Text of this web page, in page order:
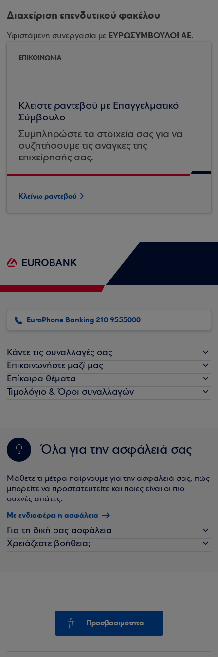
Διαχείριση επενδυτικού φακέλου
Υφιστάμενη συνεργασία με ΕΥΡΩΣΥΜΒΟΥΛΟΙ ΑΕ.
ΕΠΙΚΟΙΝΩΝΙΑ
Κλείστε ραντεβού με Επαγγελματικό
Σύμβουλο
Συμπληρώστε τα στοιχεία σας για να
συζητήσουμε τις ανάγκες της
επιχείρησής σας.
Κλείνω ραντεβού
EuroPhone Banking 210 9555000
Κάντε τις συναλλαγές σας
Επικοινωνήστε μαζί μας
Επίκαιρα θέματα
Τιμολόγιο & Όροι συναλλαγών
Όλα για την ασφάλειά σας
Μάθετε τι μέτρα παίρνουμε για την ασφάλειά σας, πώς
μπορείτε να προστατευτείτε και ποιες είναι οι πιο
συχνές απάτες.
Με ενδιαφέρει η ασφάλεια
Για τη δική σας ασφάλεια
Χρειάζεστε βοήθεια;
Προσβασιμότητα